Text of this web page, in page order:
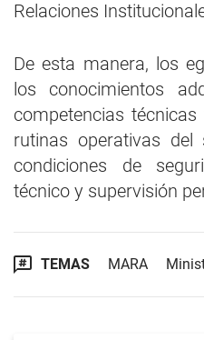
Relaciones
De esta manera, los
los conocimientos
competencias
rutinas operativas del
condiciones de
técnico y supervisión
TEMAS MARA